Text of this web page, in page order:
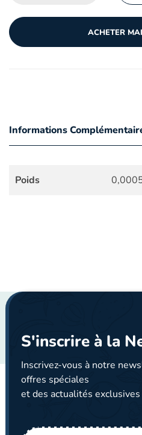
ACHETER
Informations
Poids
S'inscrire à la
Inscrivez-vous à notre
offres spéciales
et des actualités